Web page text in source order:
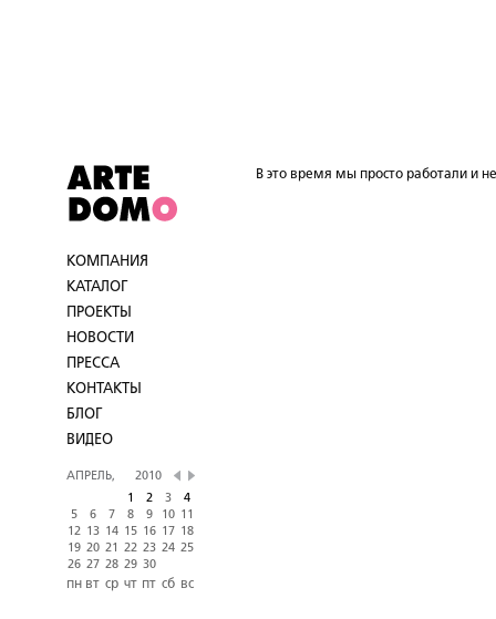
КОМПАНИЯ
КАТАЛОГ
ПРОЕКТЫ
НОВОСТИ
ПРЕССА
КОНТАКТЫ
БЛОГ
ВИДЕО
АПРЕЛЬ,
2010
1
2 3
4
5
6 7 8 9 10
11
12 13 14 15 16 17
18
19 20 21 22 23 24 25
26 27 28 29 30
пн вт ср чт пт сб вс
В это время мы просто работали и